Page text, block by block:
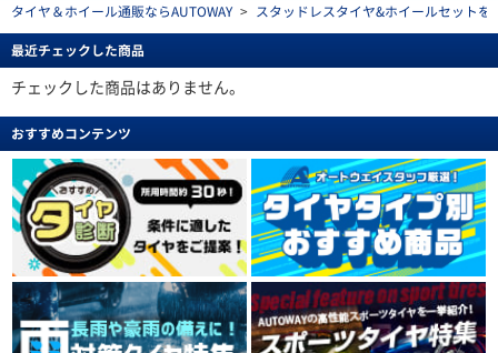
タイヤ＆ホイール通販ならAUTOWAY > スタッドレスタイヤ&ホイールセット
最近チェックした商品
チェックした商品はありません。
おすすめコンテンツ